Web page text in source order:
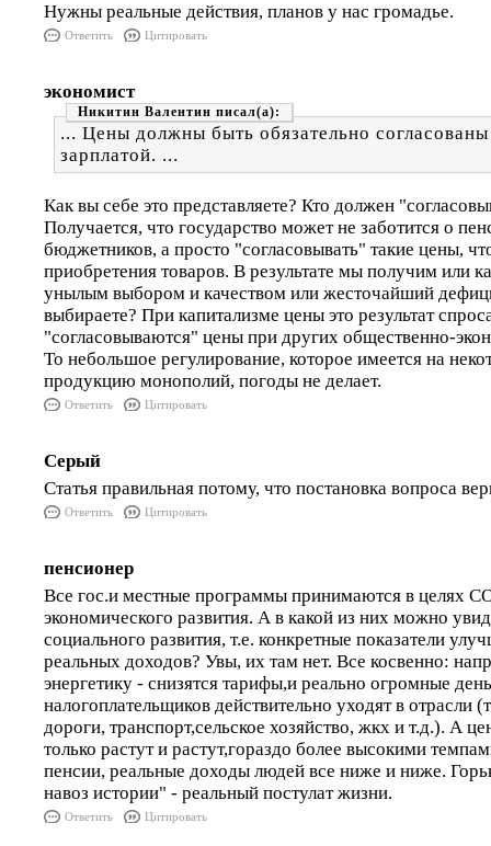
Нужны реальные действия, планов у нас громадье.
Ответить Цитировать
экономист
Никитин Валентин
... Цены должны быть обязательно
зарплатой. ...
Как вы себе это представляете? Кто должен
Получается, что государство может не заботится о
бюджетников, а просто "согласовывать" такие цены,
приобретения товаров. В результате мы получим или
унылым выбором и качеством или жесточайший
выбираете? При капитализме цены это результат
"согласовываются" цены при других общественно-
То небольшое регулирование, которое имеется на
продукцию монополий, погоды не делает.
Ответить Цитировать
Серый
Статья правильная потому, что постановка вопроса
Ответить Цитировать
пенсионер
Все гос.и местные программы принимаются в
экономического развития. А в какой из них можно
социального развития, т.е. конкретные показатели
реальных доходов? Увы, их там нет. Все косвенно:
энергетику - снизятся тарифы,и реально огромные
налогоплательщиков действительно уходят в отрасли
дороги, транспорт,сельское хозяйство, жкх и т.д.). А
только растут и растут,гораздо более высокими
пенсии, реальные доходы людей все ниже и ниже.
навоз истории" - реальный постулат жизни.
Ответить Цитировать